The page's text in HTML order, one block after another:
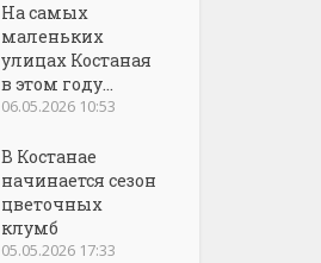
На самых
маленьких
улицах Костаная
в этом году...
06.05.2026 10:53
В Костанае
начинается сезон
цветочных
клумб
05.05.2026 17:33